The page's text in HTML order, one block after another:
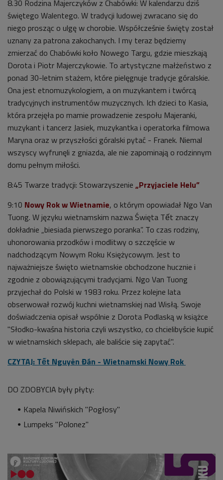
8.30 Rodzina Majerczyków z Chabówki: W kalendarzu dziś
świętego Walentego. W tradycji ludowej zwracano się do
niego prosząc o ulgę w chorobie. Współcześnie święty został
uznany za patrona zakochanych. I my teraz będziemy
zmierzać do Chabówki koło Nowego Targu, gdzie mieszkają
Dorota i Piotr Majerczykowie. To artystyczne małżeństwo z
ponad 30-letnim stażem, które pielęgnuje tradycje góralskie.
Ona jest etnomuzykologiem, a on muzykantem i twórcą
tradycyjnych instrumentów muzycznych. Ich dzieci to Kasia,
która przejęła po mamie prowadzenie zespołu Majeranki,
muzykant i tancerz Jasiek, muzykantka i operatorka filmowa
Maryna oraz w przyszłości góralski pytać - Franek. Niemal
wszyscy wyfrunęli z gniazda, ale nie zapominają o rodzinnym
domu pełnym miłości.
8:45 Twarze tradycji: Stowarzyszenie „Przyjaciele Helu”
9:10 Nowy Rok w Wietnamie, o którym opowiadał Ngo Van
Tuong. W języku wietnamskim nazwa Święta Tết znaczy
dokładnie „biesiada pierwszego poranka”. To czas rodziny,
uhonorowania przodków i modlitwy o szczęście w
nadchodzącym Nowym Roku Księżycowym. Jest to
najważniejsze święto wietnamskie obchodzone hucznie i
zgodnie z obowiązującymi tradycjami. Ngo Van Tuong
przyjechał do Polski w 1983 roku. Przez kolejne lata
obserwował rozwój kuchni wietnamskiej nad Wisłą. Swoje
doświadczenia opisał wspólnie z Dorota Podlaską w książce
"Słodko-kwaśna historia czyli wszystko, co chcielibyście kupić
w wietnamskich sklepach, ale baliście się zapytać".
CZYTAJ: Tết Nguyên Đán - Wietnamski Nowy Rok
DO ZDOBYCIA były płyty:
Kapela Niwińskich "Pogłosy"
Lumpeks "Polonez"